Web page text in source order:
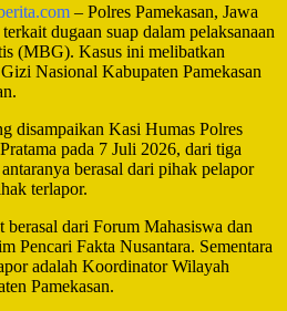
– Polres Pamekasan, Jawa
dugaan suap dalam pelaksanaan
(MBG). Kasus ini melibatkan
Nasional Kabupaten Pamekasan
disampaikan Kasi Humas Polres
pada 7 Juli 2026, dari tiga
berasal dari pihak pelapor
terlapor.
dari Forum Mahasiswa dan
Pencari Fakta Nusantara. Sementara
adalah Koordinator Wilayah
Pamekasan.